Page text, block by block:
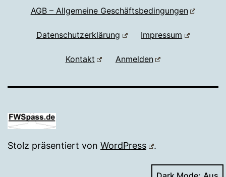
AGB – Allgemeine Geschäftsbedingungen
Datenschutzerklärung Impressum
Kontakt Anmelden
Stolz präsentiert von WordPress .